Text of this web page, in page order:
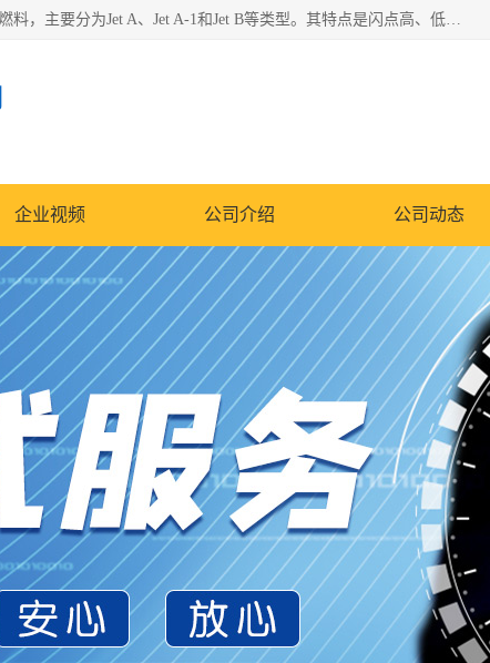
航空煤油（Jet Fuel）是专门为喷气式航空发动机设计的高纯度燃料，主要分为Jet A、Jet A-1和Jet B等类型。其特点是闪点高、低温流动性好，并添加了抗静电剂和抗氧化剂以确保飞行安全。航空煤油需
企业视频 公司介绍 公司动态